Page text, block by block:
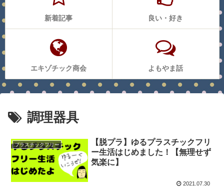
新着記事 良い・好き
エキゾチック商会 よもやま話
調理器具
プラスチックフリー
【脱プラ】ゆるプラスチックフリ
ー生活はじめました！【無理せず
気楽に】
2021.07.30